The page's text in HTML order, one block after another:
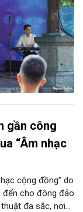
gần công
“Âm nhạc
cộng đồng” do
đến cho đông đảo
đa sắc, nơi